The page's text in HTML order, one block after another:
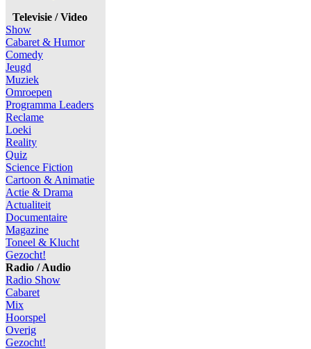
Televisie / Video
Show
Cabaret & Humor
Comedy
Jeugd
Muziek
Omroepen
Programma Leaders
Reclame
Loeki
Reality
Quiz
Science Fiction
Cartoon & Animatie
Actie & Drama
Actualiteit
Documentaire
Magazine
Toneel & Klucht
Gezocht!
Radio / Audio
Radio Show
Cabaret
Mix
Hoorspel
Overig
Gezocht!